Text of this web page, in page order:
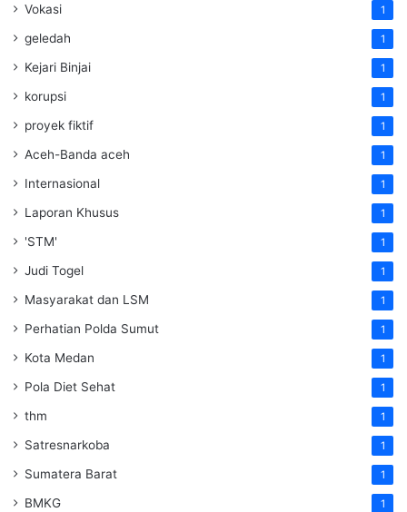
Vokasi 1
geledah 1
Kejari Binjai 1
korupsi 1
proyek fiktif 1
Aceh-Banda aceh 1
Internasional 1
Laporan Khusus 1
'STM' 1
Judi Togel 1
Masyarakat dan LSM 1
Perhatian Polda Sumut 1
Kota Medan 1
Pola Diet Sehat 1
thm 1
Satresnarkoba 1
Sumatera Barat 1
BMKG 1